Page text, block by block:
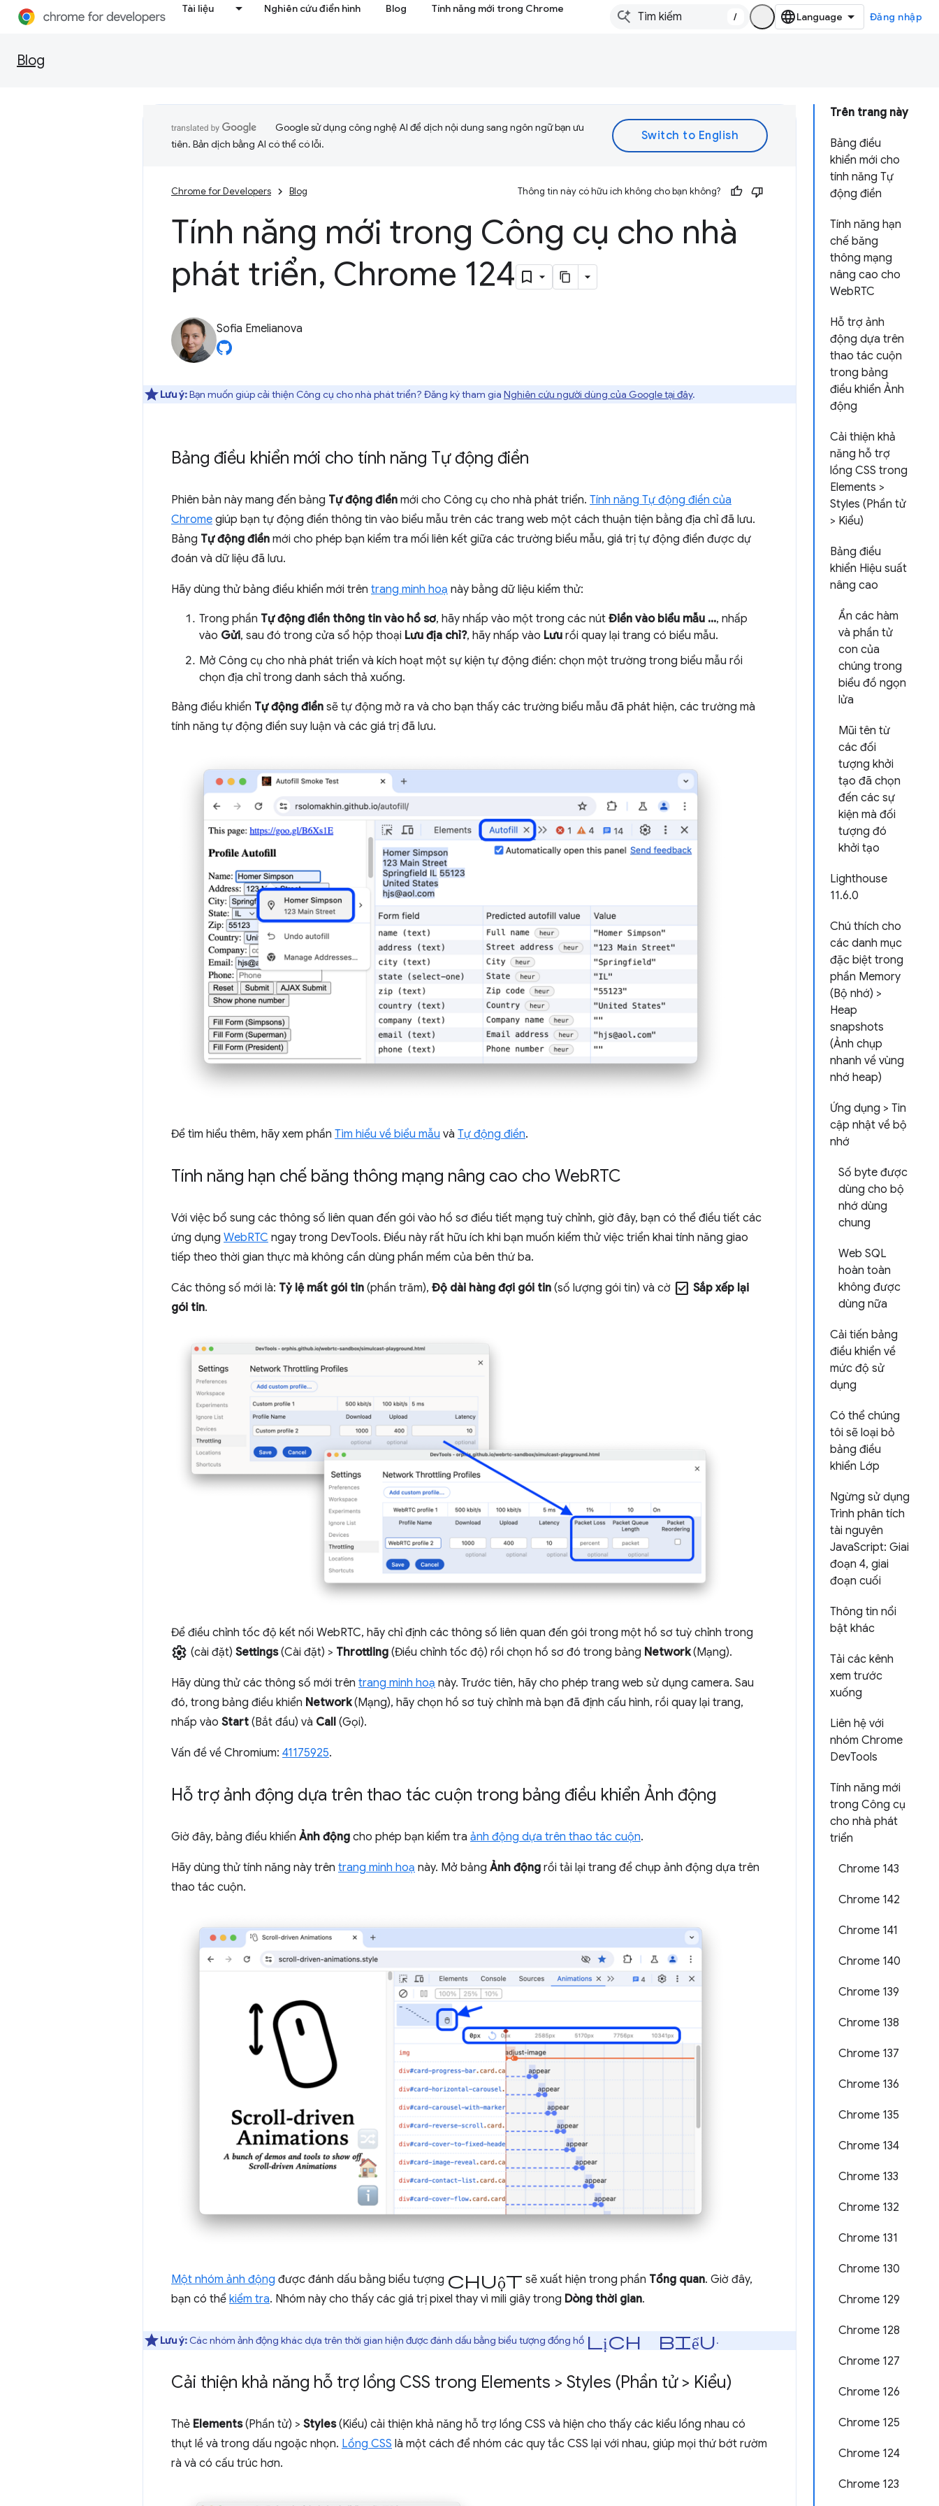
Tài liệu Nghiên cứu điển hình Blog Tính năng mới trong Chrome
/ Đăng nhập
Blog
Trên trang này
Bảng điều
khiển mới cho
tính năng Tự
động điền
Tính năng hạn
chế băng
thông mạng
nâng cao cho
WebRTC
Hỗ trợ ảnh
động dựa trên
thao tác cuộn
trong bảng
điều khiển Ảnh
động
Cải thiện khả
năng hỗ trợ
lồng CSS trong
Elements >
Styles (Phần tử
> Kiểu)
Bảng điều
khiển Hiệu suất
nâng cao
Ẩn các hàm
và phần tử
con của
chúng trong
biểu đồ ngọn
lửa
Mũi tên từ
các đối
tượng khởi
tạo đã chọn
đến các sự
kiện mà đối
tượng đó
khởi tạo
Lighthouse
11.6.0
Chú thích cho
các danh mục
đặc biệt trong
phần Memory
(Bộ nhớ) >
Heap
snapshots
(Ảnh chụp
nhanh về vùng
nhớ heap)
Ứng dụng > Tin
cập nhật về bộ
nhớ
Số byte được
dùng cho bộ
nhớ dùng
chung
Web SQL
hoàn toàn
không được
dùng nữa
Cải tiến bảng
điều khiển về
mức độ sử
dụng
Có thể chúng
tôi sẽ loại bỏ
bảng điều
khiển Lớp
Ngừng sử dụng
Trình phân tích
tài nguyên
JavaScript: Giai
đoạn 4, giai
đoạn cuối
Thông tin nổi
bật khác
Tải các kênh
xem trước
xuống
Liên hệ với
nhóm Chrome
DevTools
Tính năng mới
trong Công cụ
cho nhà phát
triển
Chrome 143
Chrome 142
Chrome 141
Chrome 140
Chrome 139
Chrome 138
Chrome 137
Chrome 136
Chrome 135
Chrome 134
Chrome 133
Chrome 132
Chrome 131
Chrome 130
Chrome 129
Chrome 128
Chrome 127
Chrome 126
Chrome 125
Chrome 124
Chrome 123
Google sử dụng công nghệ AI để dịch nội dung sang ngôn ngữ bạn ưu
tiên. Bản dịch bằng AI có thể có lỗi.
Chrome for Developers Blog Thông tin này có hữu ích không cho bạn không?
Tính năng mới trong Công cụ cho nhà
phát triển, Chrome 124
Sofia Emelianova
Lưu ý:Bạn muốn giúp cải thiện Công cụ cho nhà phát triển? Đăng ký tham gia Nghiên cứu người dùng của Google tại đây.
Bảng điều khiển mới cho tính năng Tự động điền
Phiên bản này mang đến bảng Tự động điền mới cho Công cụ cho nhà phát triển. Tính năng Tự động điền của
Chrome giúp bạn tự động điền thông tin vào biểu mẫu trên các trang web một cách thuận tiện bằng địa chỉ đã lưu.
Bảng Tự động điền mới cho phép bạn kiểm tra mối liên kết giữa các trường biểu mẫu, giá trị tự động điền được dự
đoán và dữ liệu đã lưu.
Hãy dùng thử bảng điều khiển mới trên trang minh hoạ này bằng dữ liệu kiểm thử:
Trong phần Tự động điền thông tin vào hồ sơ, hãy nhấp vào một trong các nút Điền vào biểu mẫu ..., nhấp
vào Gửi, sau đó trong cửa sổ hộp thoại Lưu địa chỉ?, hãy nhấp vào Lưu rồi quay lại trang có biểu mẫu.
Mở Công cụ cho nhà phát triển và kích hoạt một sự kiện tự động điền: chọn một trường trong biểu mẫu rồi
chọn địa chỉ trong danh sách thả xuống.
Bảng điều khiển Tự động điền sẽ tự động mở ra và cho bạn thấy các trường biểu mẫu đã phát hiện, các trường mà
tính năng tự động điền suy luận và các giá trị đã lưu.
Để tìm hiểu thêm, hãy xem phần Tìm hiểu về biểu mẫu và Tự động điền.
Tính năng hạn chế băng thông mạng nâng cao cho WebRTC
Với việc bổ sung các thông số liên quan đến gói vào hồ sơ điều tiết mạng tuỳ chỉnh, giờ đây, bạn có thể điều tiết các
ứng dụng WebRTC ngay trong DevTools. Điều này rất hữu ích khi bạn muốn kiểm thử việc triển khai tính năng giao
tiếp theo thời gian thực mà không cần dùng phần mềm của bên thứ ba.
Các thông số mới là: Tỷ lệ mất gói tin (phần trăm), Độ dài hàng đợi gói tin (số lượng gói tin) và cờ check_box Sắp xếp lại
gói tin.
Để điều chỉnh tốc độ kết nối WebRTC, hãy chỉ định các thông số liên quan đến gói trong một hồ sơ tuỳ chỉnh trong
settings (cài đặt) Settings(Cài đặt) > Throttling (Điều chỉnh tốc độ) rồi chọn hồ sơ đó trong bảng Network(Mạng).
Hãy dùng thử các thông số mới trên trang minh hoạ này. Trước tiên, hãy cho phép trang web sử dụng camera. Sau
đó, trong bảng điều khiển Network(Mạng), hãy chọn hồ sơ tuỳ chỉnh mà bạn đã định cấu hình, rồi quay lại trang,
nhấp vào Start (Bắt đầu) và Call (Gọi).
Vấn đề về Chromium: 41175925.
Hỗ trợ ảnh động dựa trên thao tác cuộn trong bảng điều khiển Ảnh động
Giờ đây, bảng điều khiển Ảnh động cho phép bạn kiểm tra ảnh động dựa trên thao tác cuộn.
Hãy dùng thử tính năng này trên trang minh hoạ này. Mở bảng Ảnh động rồi tải lại trang để chụp ảnh động dựa trên
thao tác cuộn.
Một nhóm ảnh động được đánh dấu bằng biểu tượng chuột sẽ xuất hiện trong phần Tổng quan. Giờ đây,
bạn có thể kiểm tra. Nhóm này cho thấy các giá trị pixel thay vì mili giây trong Dòng thời gian.
Lưu ý: Các nhóm ảnh động khác dựa trên thời gian hiện được đánh dấu bằng biểu tượng đồng hồ lịch biểu.
Cải thiện khả năng hỗ trợ lồng CSS trong Elements > Styles (Phần tử > Kiểu)
Thẻ Elements(Phần tử) > Styles(Kiểu) cải thiện khả năng hỗ trợ lồng CSS và hiện cho thấy các kiểu lồng nhau có
thụt lề và trong dấu ngoặc nhọn. Lồng CSS là một cách để nhóm các quy tắc CSS lại với nhau, giúp mọi thứ bớt rườm
rà và có cấu trúc hơn.